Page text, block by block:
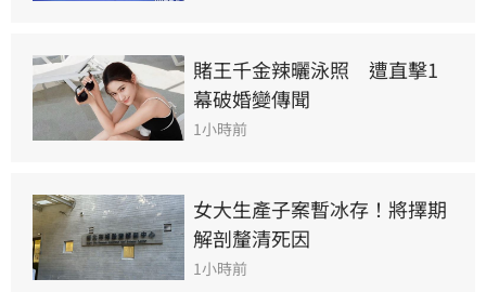
賭王千金辣曬泳照　遭直擊1
幕破婚變傳聞
1小時前
女大生產子案暫冰存！將擇期
解剖釐清死因
1小時前